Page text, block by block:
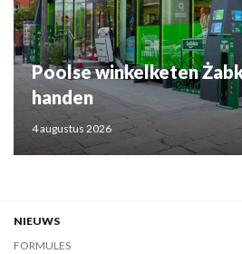
Poolse winkelketen
handen
4 augustus 2026
NIEUWS
FORMULES